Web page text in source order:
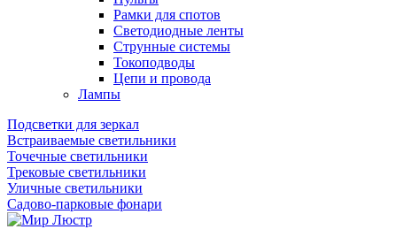
Рамки для спотов
Светодиодные ленты
Струнные системы
Токоподводы
Цепи и провода
Лампы
Подсветки для зеркал
Встраиваемые светильники
Точечные светильники
Трековые светильники
Уличные светильники
Садово-парковые фонари